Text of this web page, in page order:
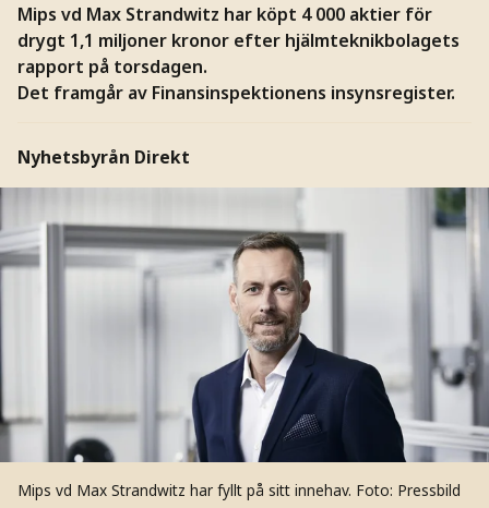
Mips vd Max Strandwitz har köpt 4 000 aktier för
drygt 1,1 miljoner kronor efter hjälmteknikbolagets
rapport på torsdagen.
Det framgår av Finansinspektionens insynsregister.
Nyhetsbyrån Direkt
Mips vd Max Strandwitz har fyllt på sitt innehav. Foto: Pressbild